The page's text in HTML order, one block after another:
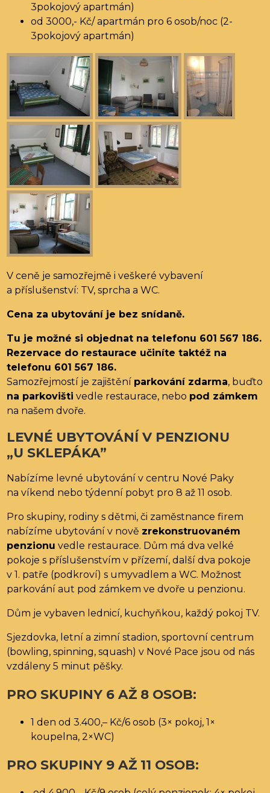
3pokojový apartmán)
od 3000,- Kč/ apartmán pro 6 osob/noc (2-
3pokojový apartmán)
V ceně je samozřejmě i veškeré vybavení
a příslušenství: TV, sprcha a WC.
Cena za ubytování je bez snídaně.
Tu je možné si objednat na telefonu 601 567 186.
Rezervace do restaurace učiníte taktéž na
telefonu 601 567 186.
Samozřejmostí je zajištění parkování zdarma, buďto
na parkovišti vedle restaurace, nebo pod zámkem
na našem dvoře.
LEVNÉ UBYTOVÁNÍ V PENZIONU
„U SKLEPÁKA”
Nabízíme levné ubytování v centru Nové Paky
na víkend nebo týdenní pobyt pro 8 až 11 osob.
Pro skupiny, rodiny s dětmi, či zaměstnance firem
nabízíme ubytování v nově zrekonstruovaném
penzionu vedle restaurace. Dům má dva velké
pokoje s příslušenstvím v přízemí, další dva pokoje
v 1. patře (podkroví) s umyvadlem a WC. Možnost
parkování aut pod zámkem ve dvoře u penzionu.
Dům je vybaven lednicí, kuchyňkou, každý pokoj TV.
Sjezdovka, letní a zimní stadion, sportovní centrum
(bowling, spinning, squash) v Nové Pace jsou od nás
vzdáleny 5 minut pěšky.
PRO SKUPINY 6 AŽ 8 OSOB:
1 den od 3.400,– Kč/6 osob (3× pokoj, 1×
koupelna, 2×WC)
PRO SKUPINY 9 AŽ 11 OSOB: